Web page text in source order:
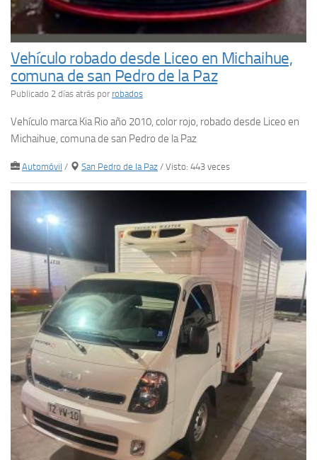
Vehículo robado desde Liceo en Michaihue,
comuna de san Pedro de la Paz
Publicado 2 días atrás por robados
Vehículo marca Kia Rio año 2010, color rojo, robado desde Liceo en
Michaihue, comuna de san Pedro de la Paz
Automóvil / San Pedro de la Paz / Visto: 443 veces